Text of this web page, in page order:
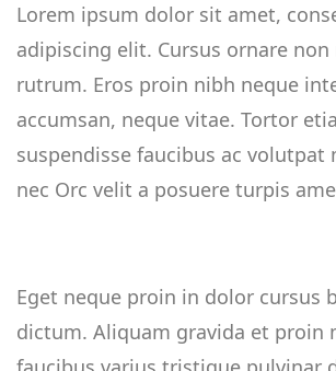
Lorem ipsum dolor sit amet,
adipiscing elit. Cursus ornare
rutrum. Eros proin nibh neque
accumsan, neque vitae. Tortor
suspendisse faucibus ac
nec Orc velit a posuere turpis
Eget neque proin in dolor cursus
dictum. Aliquam gravida et proin